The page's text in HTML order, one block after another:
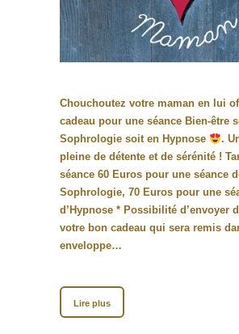
Chouchoutez votre maman en lui
cadeau pour une séance Bien-être
Sophrologie soit en Hypnose
.
pleine de détente et de sérénité !
séance 60 Euros pour une séance
Sophrologie, 70 Euros pour une
d’Hypnose * Possibilité d’envoyer
votre bon cadeau qui sera remis
enveloppe…
Lire plus